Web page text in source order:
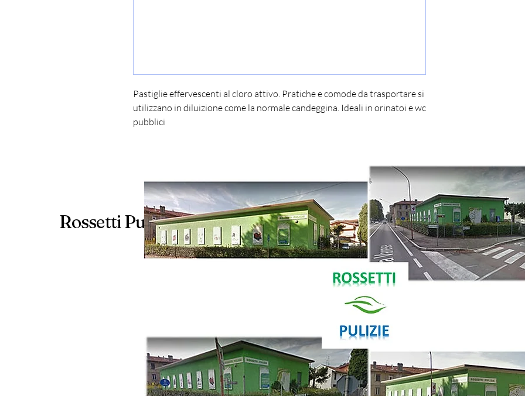
Pastiglie effervescenti al cloro attivo. Pratiche e comode da trasportare si
utilizzano in diluizione come la normale candeggina. Ideali in orinatoi e wc
pubblici
Rossetti Pulizie
(+39)
via Galileo